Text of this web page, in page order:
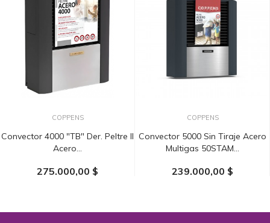
COPPENS
Convector 4000 "TB" Der. Peltre II
Acero...
275.000,00 $
COPPENS
Convector 5000 Sin Tiraje Acero
Multigas 50STAM...
239.000,00 $